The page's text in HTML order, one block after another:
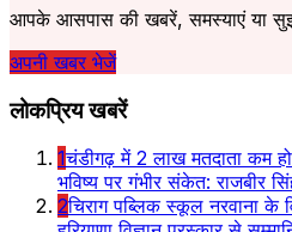
आपके आसपास की खबरें, समस्याएं या
अपनी खबर भेजें
लोकप्रिय खबरें
1चंडीगढ़ में 2 लाख मतदाता कम
भविष्य पर गंभीर संकेत: राजबीर
2चिराग पब्लिक स्कूल नरवाना के